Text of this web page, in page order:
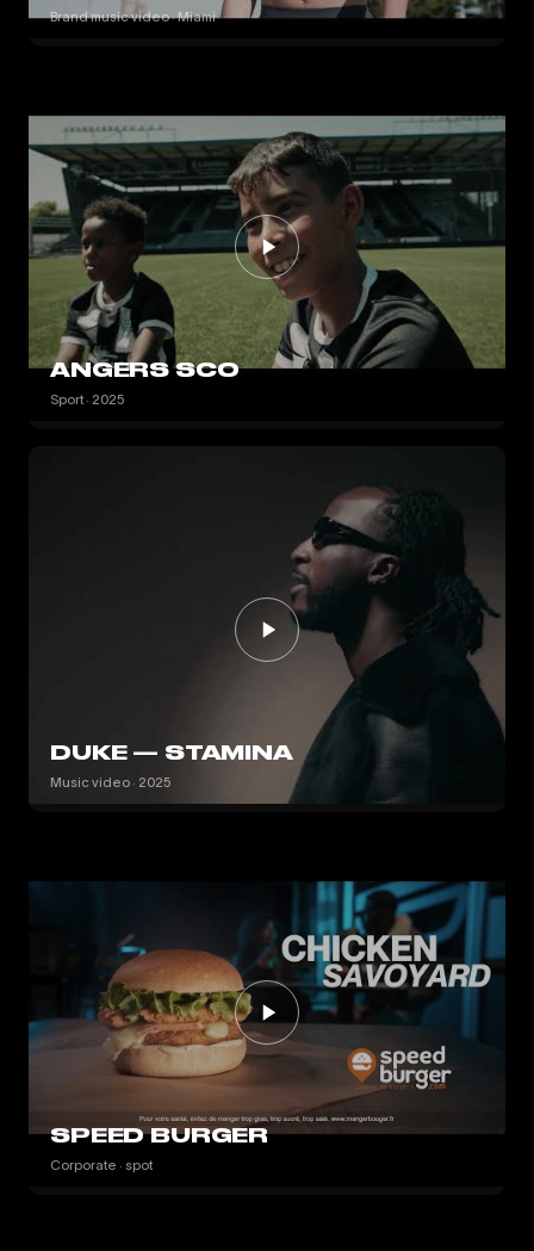
Brand music video · Miami
ANGERS SCO
Sport · 2025
DUKE — STAMINA
Music video · 2025
SPEED BURGER
Corporate · spot